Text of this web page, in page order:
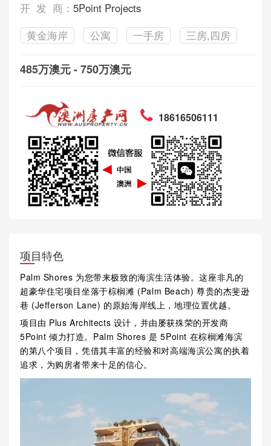
开 发 商： 5Point Projects
黄金海岸
公寓 一手房 三房,四房
485万澳元 - 750万澳元
18616506111
项目特色
Palm Shores 为您带来极致的海滨生活体验。这座非凡的
超豪华住宅项目坐落于棕榈滩 (Palm Beach) 尊贵的杰斐逊
巷 (Jefferson Lane) 的原始海岸线上，地理位置优越。
项目由 Plus Architects 设计，并由屡获殊荣的开发商
5Point 倾力打造。Palm Shores 是 5Point 在棕榈滩海滨
的第八个项目，凭借其丰富的经验和对高端海滨公寓的执着
追求，为购房者带来十足的信心。